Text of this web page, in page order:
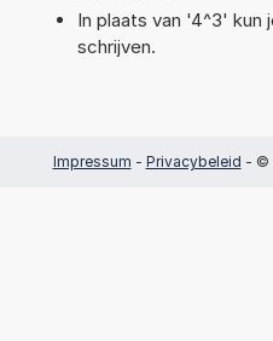
In plaats van '4^3'
schrijven.
Impressum - Privacybeleid - ©